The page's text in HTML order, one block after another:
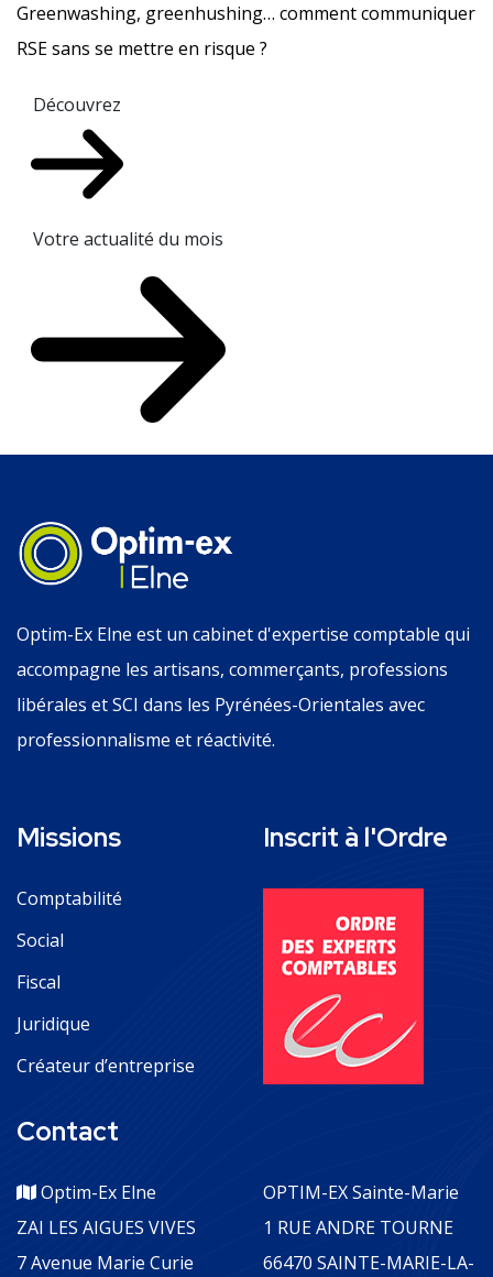
Greenwashing, greenhushing… comment communiquer
RSE sans se mettre en risque ?
Découvrez
Votre actualité du mois
Optim-Ex Elne est un cabinet d'expertise comptable qui
accompagne les artisans, commerçants, professions
libérales et SCI dans les Pyrénées-Orientales avec
professionnalisme et réactivité.
Missions
Comptabilité
Social
Fiscal
Juridique
Créateur d’entreprise
Inscrit à l'Ordre
Contact
Optim-Ex Elne
ZAI LES AIGUES VIVES
7 Avenue Marie Curie
OPTIM-EX Sainte-Marie
1 RUE ANDRE TOURNE
66470 SAINTE-MARIE-LA-